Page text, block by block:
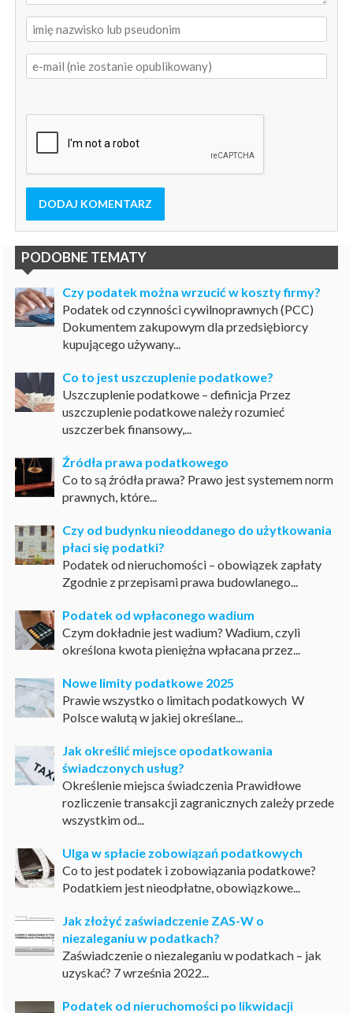
DODAJ KOMENTARZ
PODOBNE TEMATY
Czy podatek można wrzucić w koszty firmy?
Podatek od czynności cywilnoprawnych (PCC)
Dokumentem zakupowym dla przedsiębiorcy
kupującego używany...
Co to jest uszczuplenie podatkowe?
Uszczuplenie podatkowe – definicja Przez
uszczuplenie podatkowe należy rozumieć
uszczerbek finansowy,...
Źródła prawa podatkowego
Co to są źródła prawa? Prawo jest systemem norm
prawnych, które...
Czy od budynku nieoddanego do użytkowania
płaci się podatki?
Podatek od nieruchomości – obowiązek zapłaty
Zgodnie z przepisami prawa budowlanego...
Podatek od wpłaconego wadium
Czym dokładnie jest wadium? Wadium, czyli
określona kwota pieniężna wpłacana przez...
Nowe limity podatkowe 2025
Prawie wszystko o limitach podatkowych W
Polsce walutą w jakiej określane...
Jak określić miejsce opodatkowania
świadczonych usług?
Określenie miejsca świadczenia Prawidłowe
rozliczenie transakcji zagranicznych zależy przede
wszystkim od...
Ulga w spłacie zobowiązań podatkowych
Co to jest podatek i zobowiązania podatkowe?
Podatkiem jest nieodpłatne, obowiązkowe...
Jak złożyć zaświadczenie ZAS-W o
niezaleganiu w podatkach?
Zaświadczenie o niezaleganiu w podatkach – jak
uzyskać? 7 września 2022...
Podatek od nieruchomości po likwidacji